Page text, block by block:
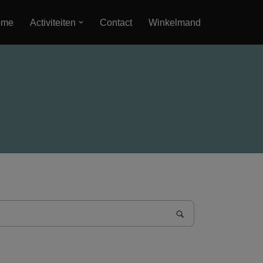
Activiteiten Contact Winkelmand